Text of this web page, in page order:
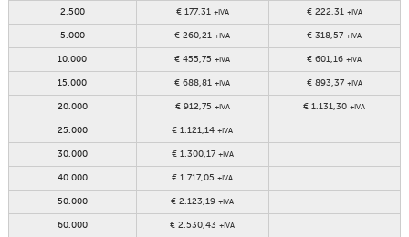
2.500 € 177,31 +IVA € 222,31 +IVA
5.000 € 260,21+IVA € 318,57+IVA
10.000 € 455,75+IVA € 601,16+IVA
15.000 € 688,81+IVA € 893,37 +IVA
20.000 € 912,75 +IVA € 1.131,30+IVA
25.000 € 1.121,14+IVA
30.000 € 1.300,17 +IVA
40.000 € 1.717,05+IVA
50.000 € 2.123,19+IVA
60.000 € 2.530,43+IVA